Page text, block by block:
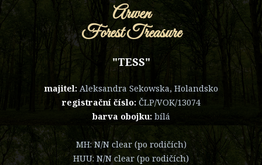
Arwen
Forest Treasure
"TESS"
majitel:Aleksandra Sekowska, Holandsko
registrační číslo: ČLP/VOK/13074
barva obojku:bílá
MH: N/N clear (po rodičích)
HUU: N/N clear (po rodičích)